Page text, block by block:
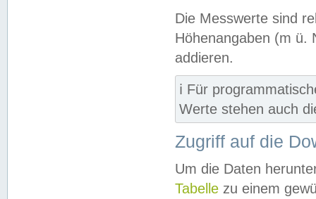
Die Messwerte sind
Höhenangaben (m ü.
addieren.
ℹ️ Für
Werte stehen auch
Zugriff auf die
Um die Daten
Tabelle zu einem